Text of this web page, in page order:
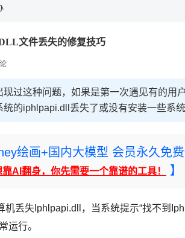
文件丢失的修复技巧
过这种问题，如果是第一次遇见有的用
的iphlpapi.dll丢失了或没有安装一些系
绘画+国内大模型 会员永久免费
AI翻身，你先需要一个靠谱的工具！ 】
丢失Iphlpapi.dll，当系统提示“找不到
运行。